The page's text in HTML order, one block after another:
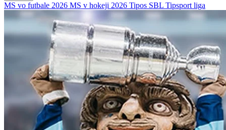
MS vo futbale 2026 MS v hokeji 2026 Tipos SBL Tipsport liga